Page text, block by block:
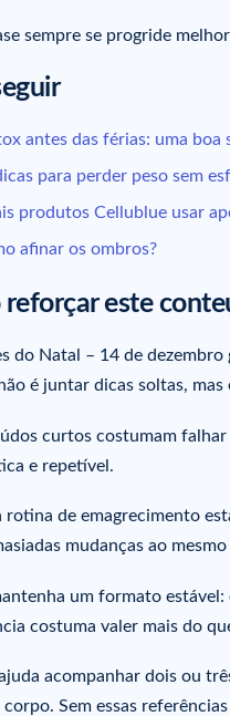
sempre se progride
antes das férias: uma boa
para perder peso sem
produtos Cellublue usar
afinar os ombros?
reforçar este
do Natal – 14 de
é juntar dicas soltas, mas
curtos costumam
e repetível.
rotina de emagrecimento
mudanças ao
um formato estável:
costuma valer mais do
acompanhar dois ou
corpo. Sem essas